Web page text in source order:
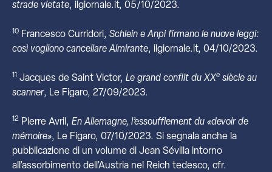
strade vietate, ilgiornale.it, 05/10/2023.
10 Francesco Curridori, Schlein e Anpi firmano le nuove leggi:
così vogliono cancellare Almirante, ilgiornale.it, 04/10/2023.
11 Jacques de Saint Victor, Le grand conflit du XXe siècle au
scanner, Le Figaro, 27/09/2023.
12 Pierre Avril, En Allemagne, l’essoufflement du «devoir de
mémoire», Le Figaro, 07/10/2023. Si segnala anche la
pubblicazione di un volume di Jean Sévilla intorno
all’assorbimento dell’Austria nel Reich tedesco, cfr.